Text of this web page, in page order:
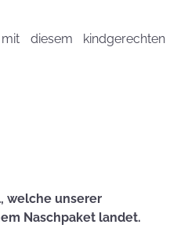
diesem kindgerechten
welche unserer
Naschpaket landet.